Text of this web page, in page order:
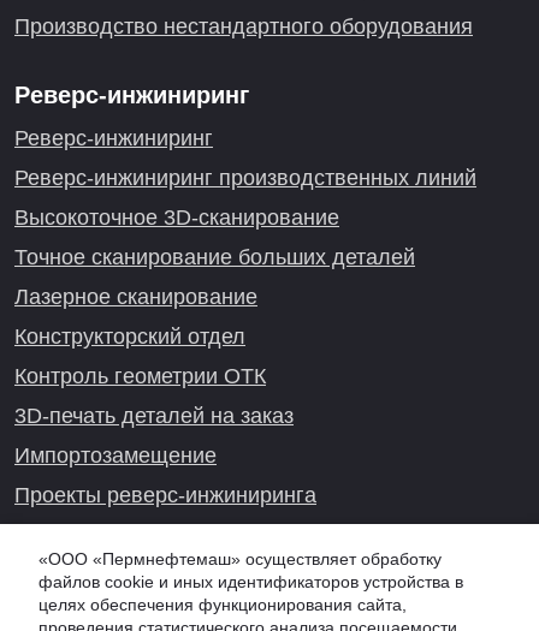
Производство нестандартного оборудования
Реверс-инжиниринг
Реверс-инжиниринг
Реверс-инжиниринг производственных линий
Высокоточное 3D-сканирование
Точное сканирование больших деталей
Лазерное сканирование
Конструкторский отдел
Контроль геометрии ОТК
3D-печать деталей на заказ
Импортозамещение
Проекты реверс-инжиниринга
Онлайн-консультация
«ООО «Пермнефтемаш» осуществляет обработку
файлов cookie и иных идентификаторов устройства в
целях обеспечения функционирования сайта,